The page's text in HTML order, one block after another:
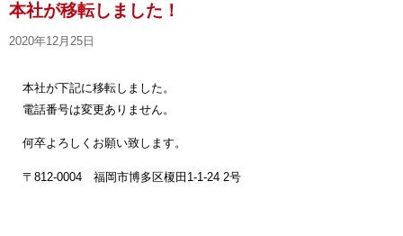
本社が移転しました！
2020年12月25日
本社が下記に移転しました。
電話番号は変更ありません。
何卒よろしくお願い致します。
〒812-0004 福岡市博多区榎田1-1-24 2号